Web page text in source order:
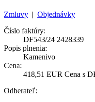
Zmluvy | Objednávky
Číslo faktúry:
DF543/24 2428339
Popis plnenia:
Kamenivo
Cena:
418,51 EUR Cena s
Odberateľ: